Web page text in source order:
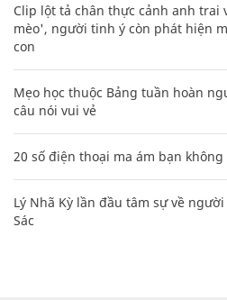
Clip lột tả chân thực cảnh anh trai
mèo', người tinh ý còn phát hiện
con
Mẹo học thuộc Bảng tuần hoàn
câu nói vui vẻ
20 số điện thoại ma ám bạn
Lý Nhã Kỳ lần đầu tâm sự về
Sác